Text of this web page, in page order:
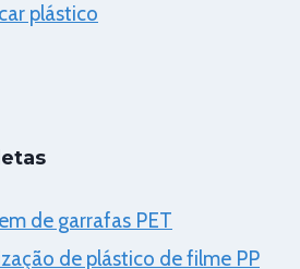
plástico
de garrafas PET
de plástico de filme PP